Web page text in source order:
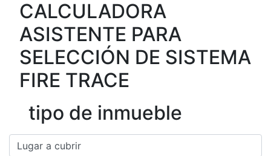
CALCULADORA
ASISTENTE PARA
SELECCIÓN DE SISTEMA
FIRE TRACE
tipo de inmueble